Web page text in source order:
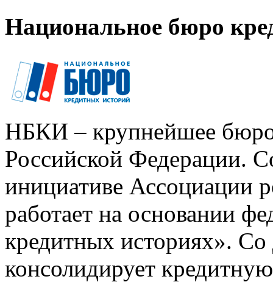
Национальное бюро
НБКИ – крупнейшее
Российской Федерации.
инициативе Ассоциации
работает на основании
кредитных историях».
консолидирует